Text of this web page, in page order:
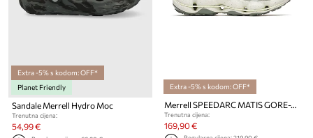
Extra -5% s kodom: OFF*
Planet Friendly
Sandale Merrell Hydro Moc
Trenutna cijena:
54,99 €
Extra -5% s kodom: OFF*
Merrell SPEEDARC MATIS GORE-TEX cipele za muškarce
Trenutna cijena:
169,90 €